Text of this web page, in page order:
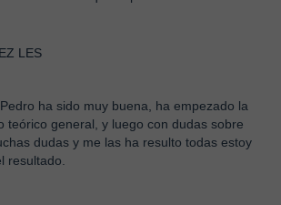
LES
ha sido muy buena, ha empezado la
teórico general, y luego con dudas sobre
dudas y me las ha resulto todas estoy
resultado.